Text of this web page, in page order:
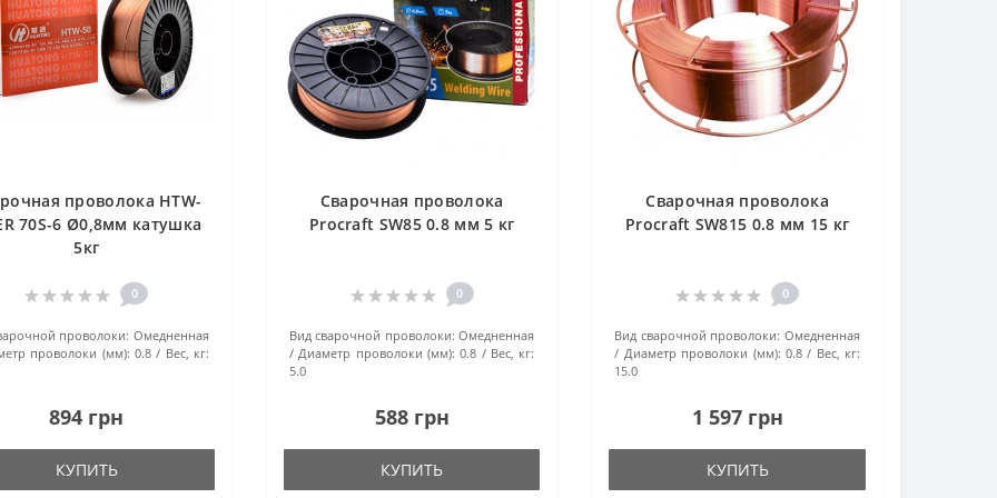
проволока HTW-
70S-6 Ø0,8мм катушка
5кг
0
проволоки: Омедненная
проволоки (мм): 0.8 Вес, кг:
894 грн
КУПИТЬ
Сварочная проволока
Procraft SW85 0.8 мм 5 кг
0
Вид сварочной проволоки: Омедненная
Диаметр проволоки (мм): 0.8
Вес, кг:
5.0
588 грн
КУПИТЬ
Сварочная проволока
Procraft SW815 0.8 мм 15 кг
0
Вид сварочной проволоки: Омедненная
Диаметр проволоки (мм): 0.8
Вес, кг:
15.0
1 597 грн
КУПИТЬ